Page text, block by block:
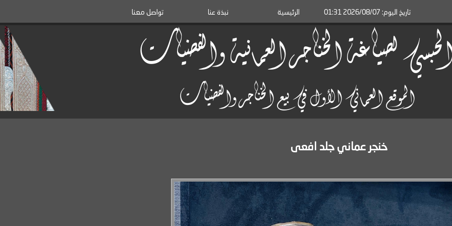
تواصل معنا نبذة عنا الرئيسية تاريخ اليوم: 2026/08/07 01:31
لصياغة الخناجر العمانية والفضيات
الموقع العماني الأول في بيع الخناجر والفضيات
خنجر عماني جلد افعى